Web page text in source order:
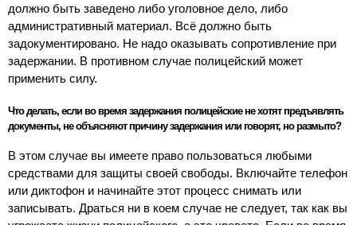
должно быть заведено либо уголовное дело, либо
административный материал. Всё должно быть
задокументировано. Не надо оказывать сопротивление при
задержании. В противном случае полицейский может
применить силу.
Что делать, если во время задержания полицейские не хотят предъявлять
документы, не объясняют причину задержания или говорят, но размыто?
В этом случае вы имеете право пользоваться любыми
средствами для защиты своей свободы. Включайте телефон
или диктофон и начинайте этот процесс снимать или
записывать. Драться ни в коем случае не следует, так как вы